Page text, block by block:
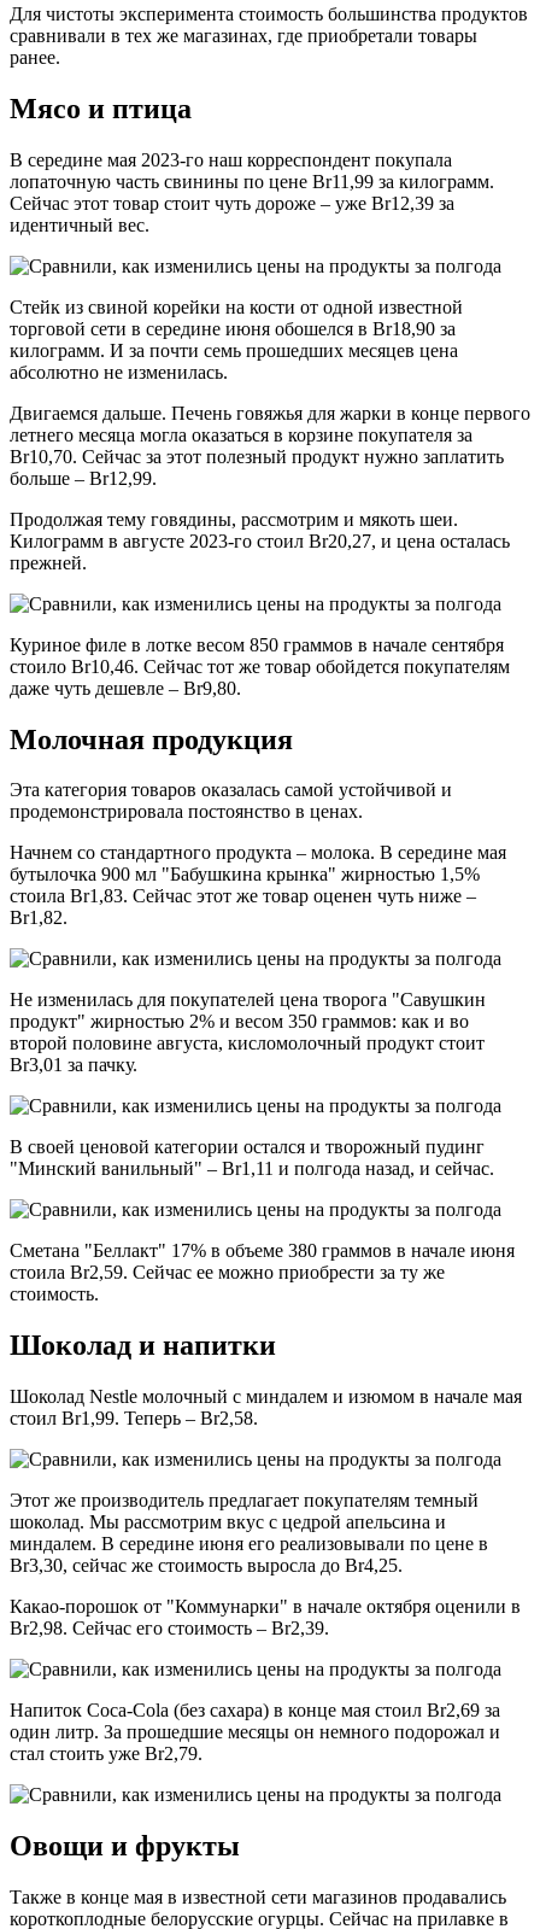
Для чистоты эксперимента стоимость большинства продуктов
сравнивали в тех же магазинах, где приобретали товары
ранее.
Мясо и птица
В середине мая 2023-го наш корреспондент покупала
лопаточную часть свинины по цене Br11,99 за килограмм.
Сейчас этот товар стоит чуть дороже – уже Br12,39 за
идентичный вес.
Стейк из свиной корейки на кости от одной известной
торговой сети в середине июня обошелся в Br18,90 за
килограмм. И за почти семь прошедших месяцев цена
абсолютно не изменилась.
Двигаемся дальше. Печень говяжья для жарки в конце первого
летнего месяца могла оказаться в корзине покупателя за
Br10,70. Сейчас за этот полезный продукт нужно заплатить
больше – Br12,99.
Продолжая тему говядины, рассмотрим и мякоть шеи.
Килограмм в августе 2023-го стоил Br20,27, и цена осталась
прежней.
Куриное филе в лотке весом 850 граммов в начале сентября
стоило Br10,46. Сейчас тот же товар обойдется покупателям
даже чуть дешевле – Br9,80.
Молочная продукция
Эта категория товаров оказалась самой устойчивой и
продемонстрировала постоянство в ценах.
Начнем со стандартного продукта – молока. В середине мая
бутылочка 900 мл "Бабушкина крынка" жирностью 1,5%
стоила Br1,83. Сейчас этот же товар оценен чуть ниже –
Br1,82.
Не изменилась для покупателей цена творога "Савушкин
продукт" жирностью 2% и весом 350 граммов: как и во
второй половине августа, кисломолочный продукт стоит
Br3,01 за пачку.
В своей ценовой категории остался и творожный пудинг
"Минский ванильный" – Br1,11 и полгода назад, и сейчас.
Сметана "Беллакт" 17% в объеме 380 граммов в начале июня
стоила Br2,59. Сейчас ее можно приобрести за ту же
стоимость.
Шоколад и напитки
Шоколад Nestle молочный с миндалем и изюмом в начале мая
стоил Br1,99. Теперь – Br2,58.
Этот же производитель предлагает покупателям темный
шоколад. Мы рассмотрим вкус с цедрой апельсина и
миндалем. В середине июня его реализовывали по цене в
Br3,30, сейчас же стоимость выросла до Br4,25.
Какао-порошок от "Коммунарки" в начале октября оценили в
Br2,98. Сейчас его стоимость – Br2,39.
Напиток Coca-Cola (без сахара) в конце мая стоил Br2,69 за
один литр. За прошедшие месяцы он немного подорожал и
стал стоить уже Br2,79.
Овощи и фрукты
Также в конце мая в известной сети магазинов продавались
короткоплодные белорусские огурцы. Сейчас на прилавке в